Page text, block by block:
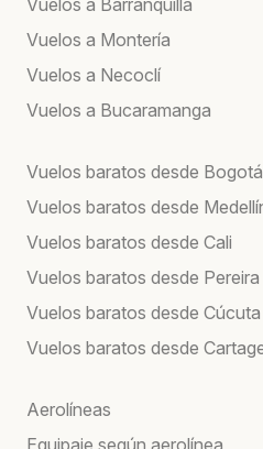
Vuelos a Montería
Vuelos a Necoclí
Vuelos a Bucaramanga
Vuelos baratos desde Bogotá
Vuelos baratos desde
Vuelos baratos desde Cali
Vuelos baratos desde Pereira
Vuelos baratos desde Cúcuta
Vuelos baratos desde
Aerolíneas
Equipaje según aerolínea